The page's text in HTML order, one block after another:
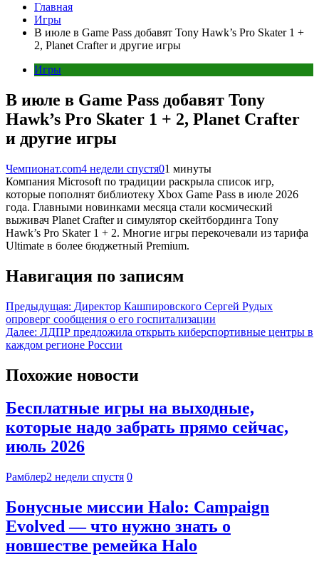
Главная
Игры
В июле в Game Pass добавят Tony Hawk’s Pro Skater 1 +
2, Planet Crafter и другие игры
Игры
В июле в Game Pass добавят Tony
Hawk’s Pro Skater 1 + 2, Planet Crafter
и другие игры
Чемпионат.com4 недели спустя01 минуты
Компания Microsoft по традиции раскрыла список игр,
которые пополнят библиотеку Xbox Game Pass в июле 2026
года. Главными новинками месяца стали космический
выживач Planet Crafter и симулятор скейтбординга Tony
Hawk’s Pro Skater 1 + 2. Многие игры перекочевали из тарифа
Ultimate в более бюджетный Premium.
Навигация по записям
Предыдущая: Директор Кашпировского Сергей Рудых
опроверг сообщения о его госпитализации
Далее: ЛДПР предложила открыть киберспортивные центры в
каждом регионе России
Похожие новости
Бесплатные игры на выходные,
которые надо забрать прямо сейчас,
июль 2026
Рамблер2 недели спустя 0
Бонусные миссии Halo: Campaign
Evolved — что нужно знать о
новшестве ремейка Halo